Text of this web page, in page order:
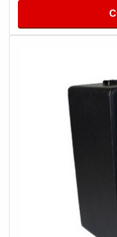
o nome já antecipa, é
equipamentos
qualificados e
necessidade de cada
confiança.Tem o
ouvintes, tornando o
que permite informar,
extrema importância
outras.É claro que tem
empregabilidade
instalações e